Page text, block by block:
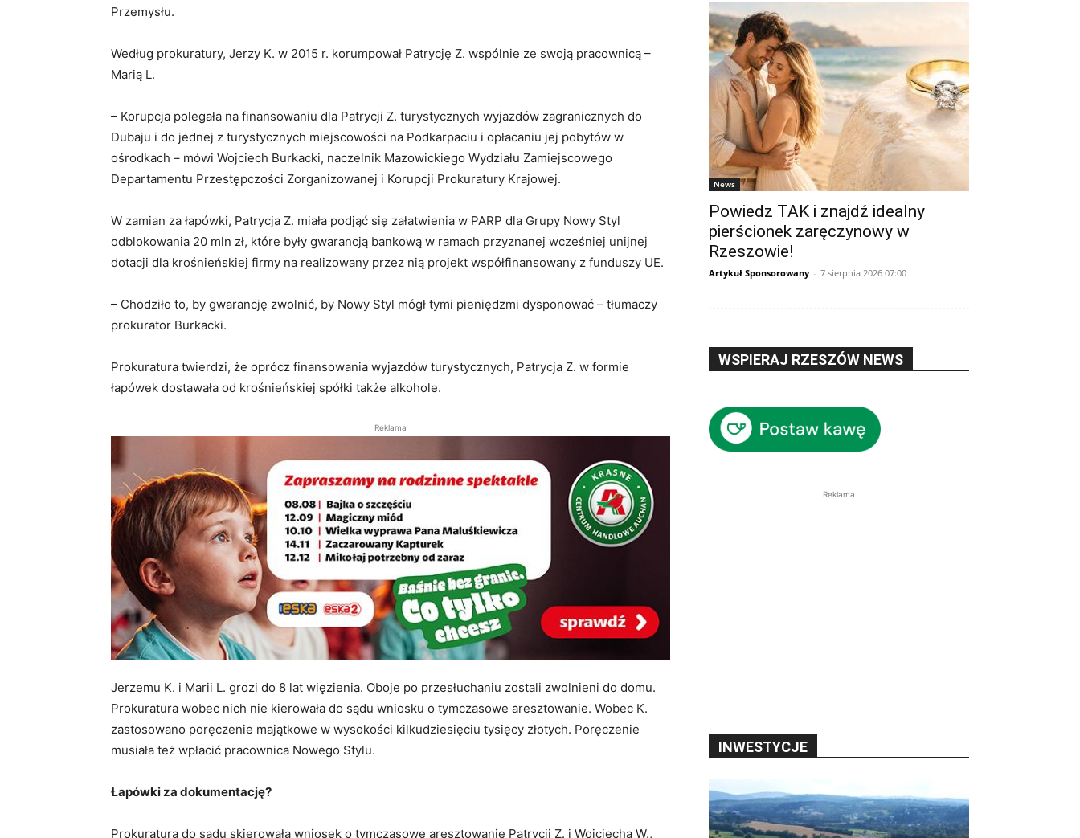
Przemysłu.
Według prokuratury, Jerzy K. w 2015 r. korumpował Patrycję Z. wspólnie ze swoją pracownicą –
Marią L.
– Korupcja polegała na finansowaniu dla Patrycji Z. turystycznych wyjazdów zagranicznych do
Dubaju i do jednej z turystycznych miejscowości na Podkarpaciu i opłacaniu jej pobytów w
ośrodkach – mówi Wojciech Burkacki, naczelnik Mazowickiego Wydziału Zamiejscowego
Departamentu Przestępczości Zorganizowanej i Korupcji Prokuratury Krajowej.
W zamian za łapówki, Patrycja Z. miała podjąć się załatwienia w PARP dla Grupy Nowy Styl
odblokowania 20 mln zł, które były gwarancją bankową w ramach przyznanej wcześniej unijnej
dotacji dla krośnieńskiej firmy na realizowany przez nią projekt współfinansowany z funduszy UE.
– Chodziło to, by gwarancję zwolnić, by Nowy Styl mógł tymi pieniędzmi dysponować – tłumaczy
prokurator Burkacki.
Prokuratura twierdzi, że oprócz finansowania wyjazdów turystycznych, Patrycja Z. w formie
łapówek dostawała od krośnieńskiej spółki także alkohole.
Reklama
Jerzemu K. i Marii L. grozi do 8 lat więzienia. Oboje po przesłuchaniu zostali zwolnieni do domu.
Prokuratura wobec nich nie kierowała do sądu wniosku o tymczasowe aresztowanie. Wobec K.
zastosowano poręczenie majątkowe w wysokości kilkudziesięciu tysięcy złotych. Poręczenie
musiała też wpłacić pracownica Nowego Stylu.
Łapówki za dokumentację?
Prokuratura do sądu skierowała wniosek o tymczasowe aresztowanie Patrycji Z. i Wojciecha W.,
News
Powiedz TAK i znajdź idealny
pierścionek zaręczynowy w
Rzeszowie!
Artykuł Sponsorowany - 7 sierpnia 2026 07:00
WSPIERAJ RZESZÓW NEWS
Reklama
INWESTYCJE